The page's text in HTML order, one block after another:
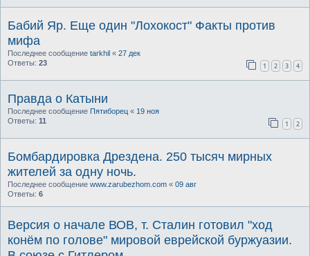
Бабий Яр. Еще один "Лохокост" Факты против
мифа
Последнее сообщение tarkhil « 27 дек
Ответы: 23 1 2 3 4
Правда о Катыни
Последнее сообщение Пятиборец « 19 ноя
Ответы: 11 1 2
Бомбардировка Дрездена. 250 тысяч мирных
жителей за одну ночь.
Последнее сообщение www.zarubezhom.com « 09 авг
Ответы: 6
Версия о начале ВОВ, т. Сталин готовил "ход
конём по голове" мировой еврейской буржуазии.